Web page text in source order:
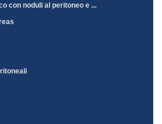
con noduli al peritoneo e ...